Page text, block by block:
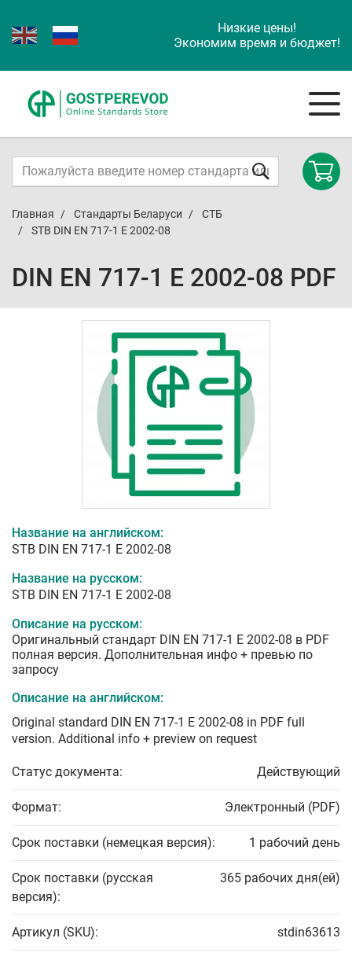
Низкие цены!
Экономим время и бюджет!
Главная Стандарты Беларуси
СТБ
STB DIN EN 717-1 E 2002-08
DIN EN 717-1 E 2002-08 PDF
Название на английском:
STB DIN EN 717-1 E 2002-08
Название на русском:
STB DIN EN 717-1 E 2002-08
Описание на русском:
Оригинальный стандарт DIN EN 717-1 E 2002-08 в PDF
полная версия. Дополнительная инфо + превью по
запросу
Описание на английском:
Original standard DIN EN 717-1 E 2002-08 in PDF full
version. Additional info + preview on request
Статус документа: Действующий
Формат: Электронный (PDF)
Срок поставки (немецкая версия): 1 рабочий день
Срок поставки (русская
версия):
365 рабочих дня(ей)
Артикул (SKU): stdin63613